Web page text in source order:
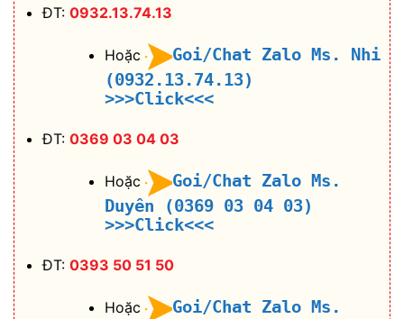
ĐT: 0932.13.74.13
Hoặc
Goi/Chat Zalo Ms. Nhi
(0932.13.74.13)
>>>Click<<<
ĐT: 0369 03 04 03
Hoặc
Goi/Chat Zalo Ms.
Duyên (0369 03 04 03)
>>>Click<<<
ĐT: 0393 50 51 50
Hoặc
Goi/Chat Zalo Ms.